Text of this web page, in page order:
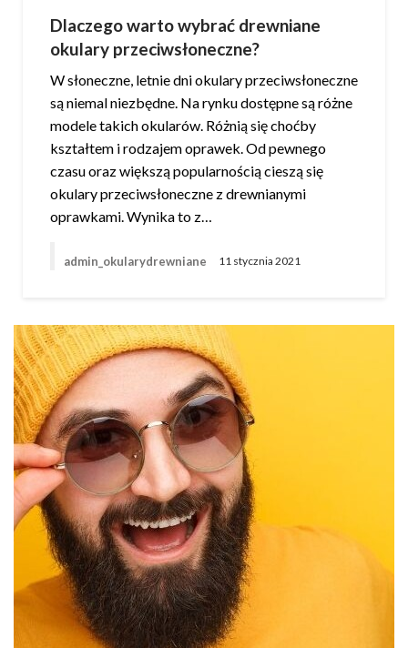
Dlaczego warto wybrać drewniane
okulary przeciwsłoneczne?
W słoneczne, letnie dni okulary przeciwsłoneczne
są niemal niezbędne. Na rynku dostępne są różne
modele takich okularów. Różnią się choćby
kształtem i rodzajem oprawek. Od pewnego
czasu oraz większą popularnością cieszą się
okulary przeciwsłoneczne z drewnianymi
oprawkami. Wynika to z…
admin_okularydrewniane 11 stycznia 2021